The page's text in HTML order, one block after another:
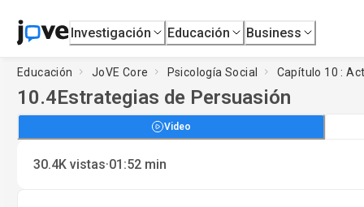
Investigación Educación Business
Educación JoVE Core Psicología Social Capítulo 10 :
10.4Estrategias de Persuasión
Video
30.4K vistas·01:52 min